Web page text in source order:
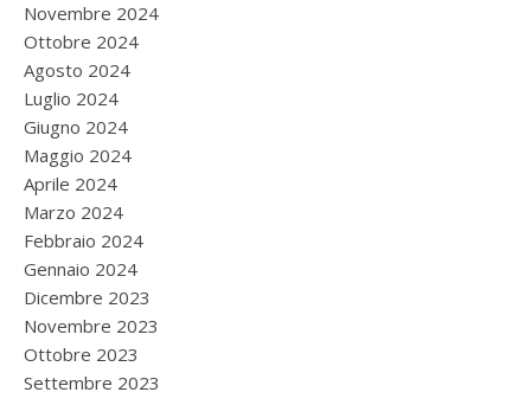
Novembre 2024
Ottobre 2024
Agosto 2024
Luglio 2024
Giugno 2024
Maggio 2024
Aprile 2024
Marzo 2024
Febbraio 2024
Gennaio 2024
Dicembre 2023
Novembre 2023
Ottobre 2023
Settembre 2023